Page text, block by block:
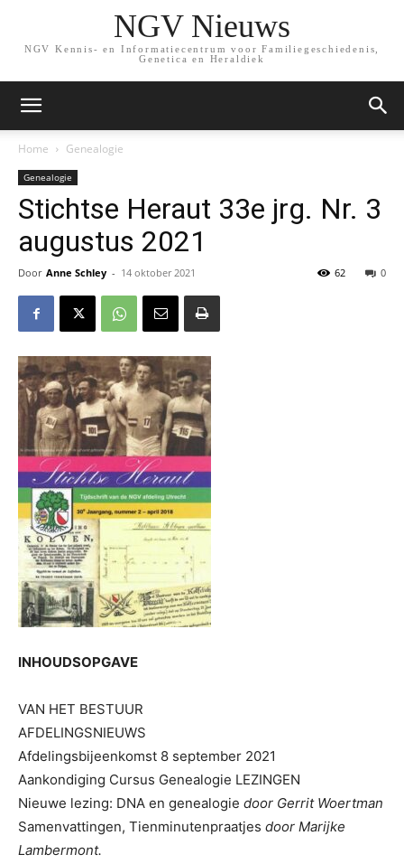
NGV Nieuws
NGV Kennis- en Informatiecentrum voor Familiegeschiedenis,
Genetica en Heraldiek
Home Genealogie
Genealogie
Stichtse Heraut 33e jrg. Nr. 3
augustus 2021
Door Anne Schley - 14 oktober 2021 0
62
INHOUDSOPGAVE
VAN HET BESTUUR
AFDELINGSNIEUWS
Afdelingsbijeenkomst 8 september 2021
Aankondiging Cursus Genealogie LEZINGEN
Nieuwe lezing: DNA en genealogie door Gerrit Woertman
Samenvattingen, Tienminutenpraatjes door Marijke
Lambermont.